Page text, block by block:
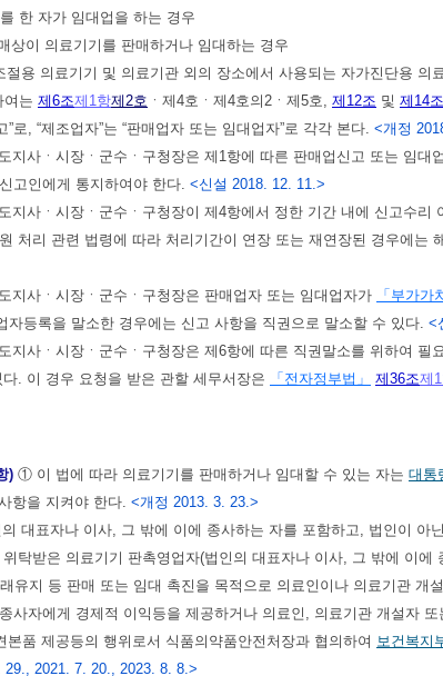
한 자가 임대업을 하는 경우
상이 의료기기를 판매하거나 임대하는 경우
절용 의료기기 및 의료기관 외의 장소에서 사용되는 자가진단용 의
는 제6조제1항제2호 ㆍ제4호ㆍ제4호의2ㆍ제5호, 제12조 및 제14조
로, “제조업자”는 “판매업자 또는 임대업자”로 각각 본다. <개정
지사ㆍ시장ㆍ군수ㆍ구청장은 제1항에 따른 판매업신고 또는 임
고인에게 통지하여야 한다. <신설 2018. 12. 11.>
지사ㆍ시장ㆍ군수ㆍ구청장이 제4항에서 정한 기간 내에 신고수
처리 관련 법령에 따라 처리기간이 연장 또는 재연장된 경우에는
지사ㆍ시장ㆍ군수ㆍ구청장은 판매업자 또는 임대업자가
「부가가
자등록을 말소한 경우에는 신고 사항을 직권으로 말소할 수 있다. <
지사ㆍ시장ㆍ군수ㆍ구청장은 제6항에 따른 직권말소를 위하여 필
. 이 경우 요청을 받은 관할 세무서장은
「전자정부법」 제36조제
) ① 이 법에 따라 의료기기를 판매하거나 임대할 수 있는 자는 대통
항을 지켜야 한다. <개정 2013. 3. 23.>
대표자나 이사, 그 밖에 이에 종사하는 자를 포함하고, 법인이 아
탁받은 의료기기 판촉영업자(법인의 대표자나 이사, 그 밖에 이
유지 등 판매 또는 임대 촉진을 목적으로 의료인이나 의료기관
사자에게 경제적 이익등을 제공하거나 의료인, 의료기관 개설자
품 제공등의 행위로서 식품의약품안전처장과 협의하여 보건복지
2021. 7. 20., 2023. 8. 8.>